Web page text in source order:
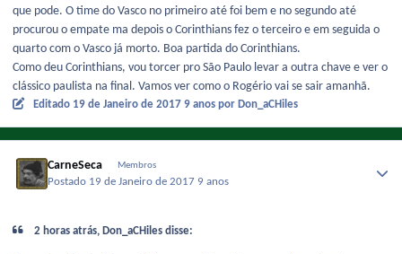
que pode. O time do Vasco no primeiro até foi bem e no segundo até
procurou o empate ma depois o Corinthians fez o terceiro e em seguida o
quarto com o Vasco já morto. Boa partida do Corinthians.
Como deu Corinthians, vou torcer pro São Paulo levar a outra chave e ver o
clássico paulista na final. Vamos ver como o Rogério vai se sair amanhã.
Editado 19 de Janeiro de 2017 9 anos por Don_aCHiles
CarneSeca Membros
Postado 19 de Janeiro de 2017 9 anos
2 horas atrás, Don_aCHiles disse: